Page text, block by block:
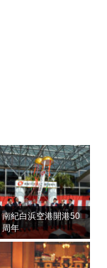
南紀白浜空港開港50
周年